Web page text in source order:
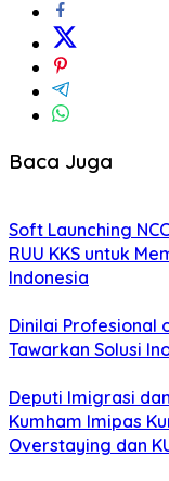
Baca Juga
Soft Launching
RUU KKS untuk
Indonesia
Dinilai Profesional
Tawarkan Solusi
Deputi Imigrasi
Kumham Imipas
Overstaying dan